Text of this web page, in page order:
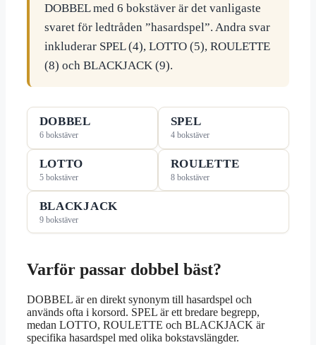
DOBBEL med 6 bokstäver är det vanligaste
svaret för ledtråden ”hasardspel”. Andra svar
inkluderar SPEL (4), LOTTO (5), ROULETTE
(8) och BLACKJACK (9).
DOBBEL
6 bokstäver
SPEL
4 bokstäver
LOTTO
5 bokstäver
ROULETTE
8 bokstäver
BLACKJACK
9 bokstäver
Varför passar dobbel bäst?
DOBBEL är en direkt synonym till hasardspel och
används ofta i korsord. SPEL är ett bredare begrepp,
medan LOTTO, ROULETTE och BLACKJACK är
specifika hasardspel med olika bokstavslängder.